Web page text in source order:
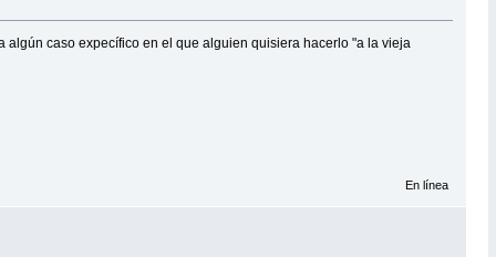
algún caso expecífico en el que alguien quisiera hacerlo "a la vieja
En línea